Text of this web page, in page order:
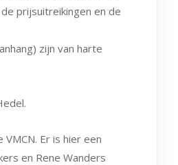
prijsuitreikingen en de
zijn van harte
Er is hier een
en Rene Wanders